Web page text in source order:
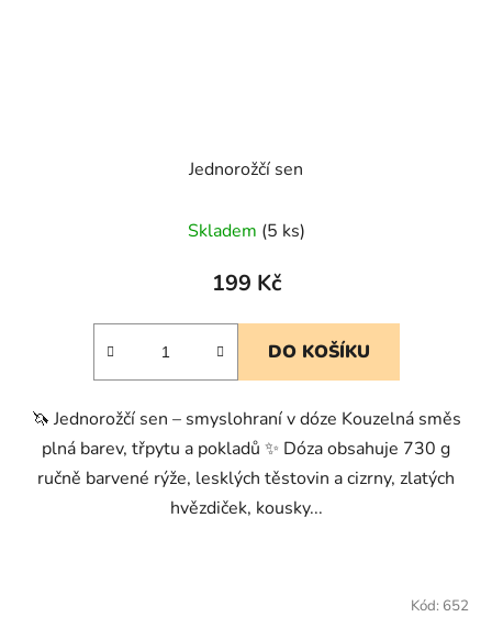
Jednorožčí sen
Skladem (5 ks)
199 Kč
DO KOŠÍKU
🦄 Jednorožčí sen – smyslohraní v dóze Kouzelná směs
plná barev, třpytu a pokladů ✨ Dóza obsahuje 730 g
ručně barvené rýže, lesklých těstovin a cizrny, zlatých
hvězdiček, kousky...
Kód: 652